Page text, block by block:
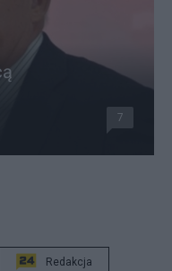
7
Redakcja